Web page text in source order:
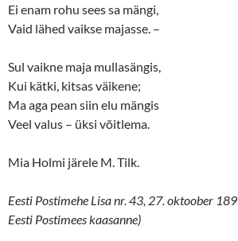
Ei enam rohu sees sa mängi,
Vaid lähed vaikse majasse. –
Sul vaikne maja mullasängis,
Kui kätki, kitsas väikene;
Ma aga pean siin elu mängis
Veel valus – üksi võitlema.
Mia Holmi järele M. Tilk.
Eesti Postimehe Lisa nr. 43, 27. oktoober
Eesti Postimees kaasanne)